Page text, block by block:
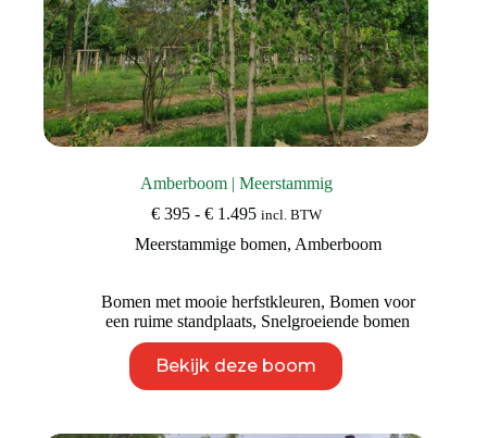
Amberboom | Meerstammig
€395 - €1.495Prijsklasse:
tot
incl. BTW
Meerstammige bomen, Amberboom
Bomen met mooie herfstkleuren, Bomen voor
een ruime standplaats, Snelgroeiende bomen
Bekijk deze boom
product
heeft